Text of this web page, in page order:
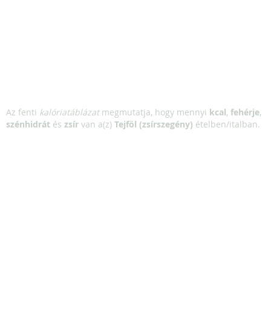
Az fenti kalóriatáblázatmegmutatja, hogy mennyi kcal, fehérje,
szénhidrát és zsír van a(z) Tejföl (zsírszegény) ételben/italban.